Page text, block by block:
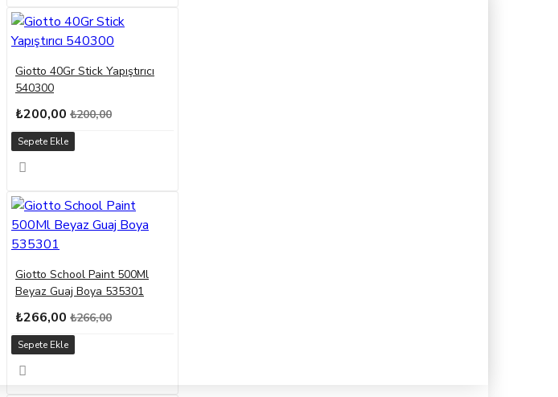
Giotto 40Gr Stick Yapıştırıcı
540300
₺200,00 ₺200,00
Sepete Ekle
Giotto School Paint 500Ml
Beyaz Guaj Boya 535301
₺266,00 ₺266,00
Sepete Ekle